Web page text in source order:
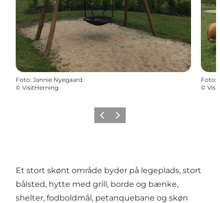
Foto: Jannie Nyegaard
© VisitHerning
Foto:
©
Forrige billede
Næste billede
Et stort skønt område byder på legeplads, stort
bålsted, hytte med grill, borde og bænke,
shelter, fodboldmål, petanquebane og skøn